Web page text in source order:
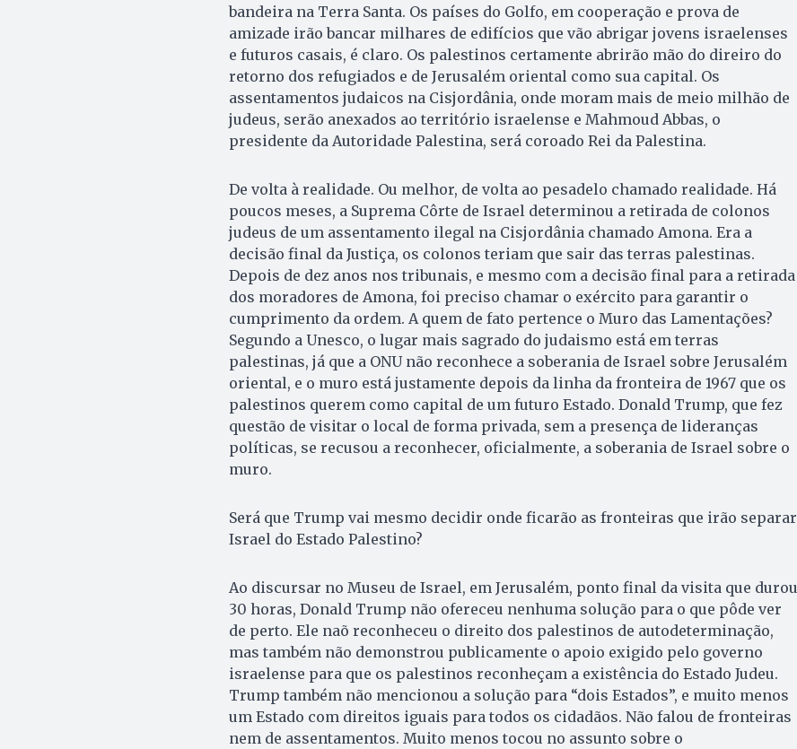
bandeira na Terra Santa. Os países do Golfo, em cooperação e prova de
amizade irão bancar milhares de edifícios que vão abrigar jovens israelenses
e futuros casais, é claro. Os palestinos certamente abrirão mão do direiro do
retorno dos refugiados e de Jerusalém oriental como sua capital. Os
assentamentos judaicos na Cisjordânia, onde moram mais de meio milhão de
judeus, serão anexados ao território israelense e Mahmoud Abbas, o
presidente da Autoridade Palestina, será coroado Rei da Palestina.
De volta à realidade. Ou melhor, de volta ao pesadelo chamado realidade. Há
poucos meses, a Suprema Côrte de Israel determinou a retirada de colonos
judeus de um assentamento ilegal na Cisjordânia chamado A­mona. Era a
decisão final da Justiça, os colonos teriam que sair das terras palestinas.
Depois de dez anos nos tribunais, e mesmo com a decisão final para a retirada
dos moradores de Amona, foi preciso chamar o exército para garantir o
cumprimento da ordem. A quem de fato pertence o Muro das Lamen­tações?
Segundo a Unesco, o lugar mais sagrado do judaismo está em terras
palestinas, já que a ONU não reconhece a soberania de Israel sobre Jerusalém
oriental, e o muro está justamente depois da linha da fronteira de 1967 que os
palestinos querem como capital de um futuro Estado. Donald Trump, que fez
questão de visitar o local de forma privada, sem a presença de lideranças
políticas, se recusou a reconhecer, oficialmente, a soberania de Israel sobre o
muro.
Será que Trump vai mesmo de­ci­dir onde ficarão as fronteiras que i­rão separar
Israel do Estado Palestino?
Ao discursar no Museu de Israel, em Jerusalém, ponto final da visita que durou
30 horas, Donald Trump não ofereceu nenhuma solução para o que pôde ver
de perto. Ele naõ re­conheceu o direito dos palestinos de autodeterminação,
mas também não demonstrou publicamente o apoio exigido pelo governo
israelense para que os palestinos reconheçam a existência do Estado Judeu.
Trump também não mencionou a solução para “dois Estados”, e muito menos
um Estado com direitos iguais para todos os cidadãos. Não falou de fronteiras
nem de assentamentos. Muito menos tocou no assunto sobre o